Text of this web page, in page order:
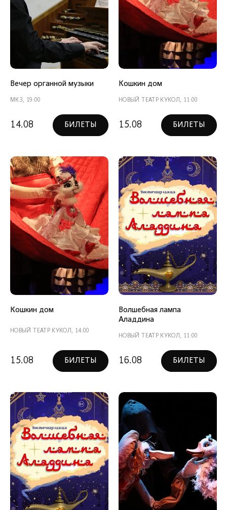
Вечер органной музыки
МКЗ, 19:00
14.08 БИЛЕТЫ
Кошкин дом
НОВЫЙ ТЕАТР КУКОЛ, 11:00
15.08 БИЛЕТЫ
Кошкин дом
НОВЫЙ ТЕАТР КУКОЛ, 14:00
15.08 БИЛЕТЫ
Волшебная лампа
Аладдина
НОВЫЙ ТЕАТР КУКОЛ, 11:00
16.08 БИЛЕТЫ